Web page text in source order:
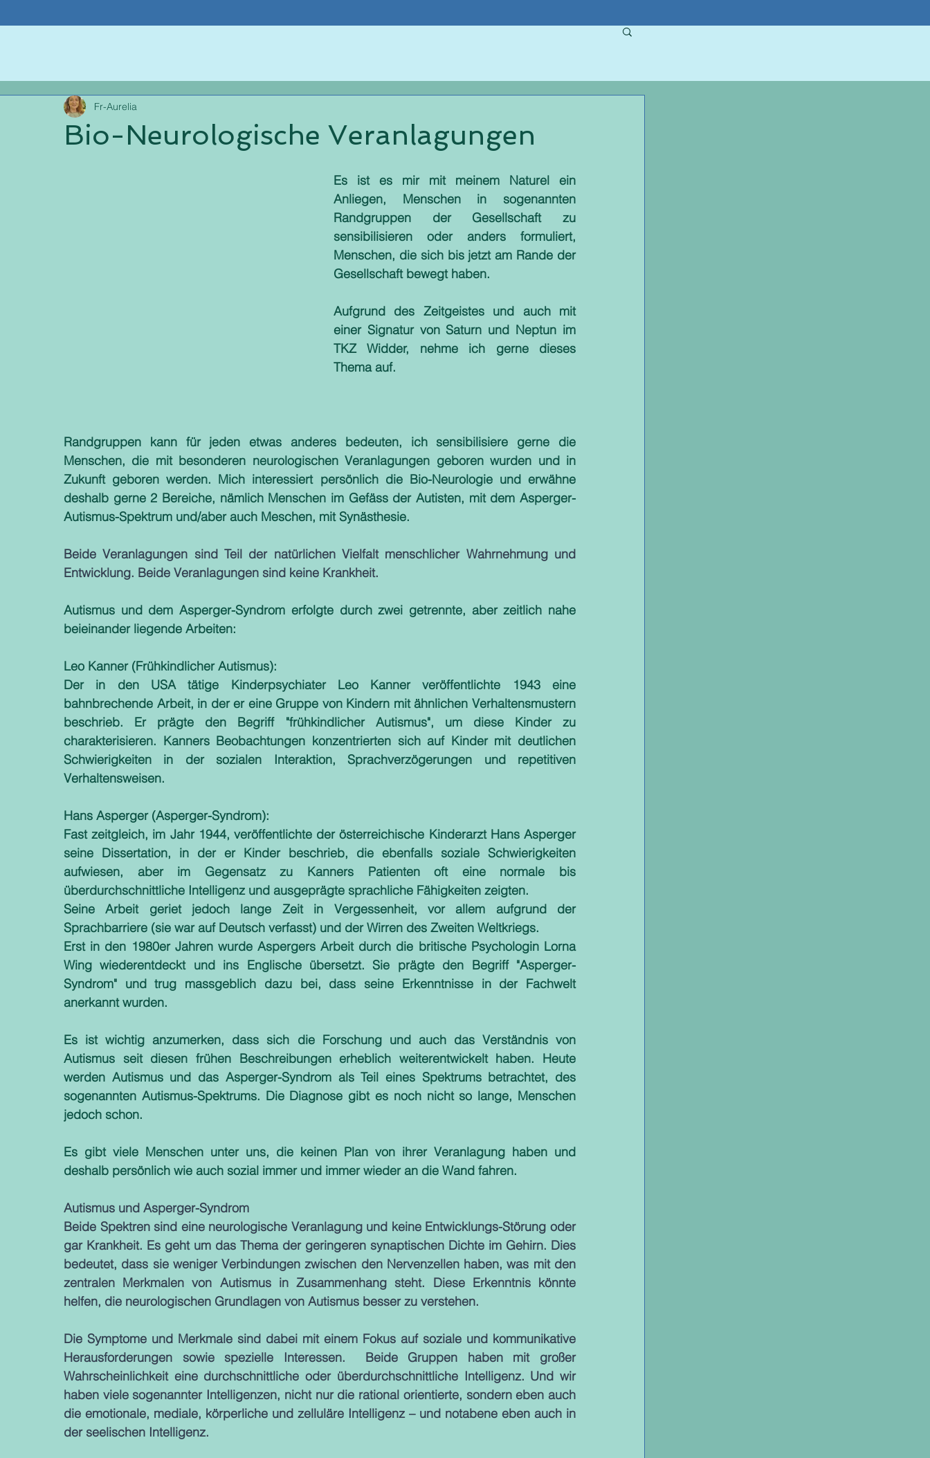
Bio-Neurologische Veranlagungen
Fr-Aurelia
Es ist es mir mit meinem Naturel ein
Anliegen, Menschen in sogenannten
Randgruppen der Gesellschaft zu
sensibilisieren oder anders formuliert,
Menschen, die sich bis jetzt am Rande der
Gesellschaft bewegt haben.
Aufgrund des Zeitgeistes und auch mit
einer Signatur von Saturn und Neptun im
TKZ Widder, nehme ich gerne dieses
Thema auf.
Randgruppen kann für jeden etwas anderes bedeuten, ich sensibilisiere gerne die
Menschen, die mit besonderen neurologischen Veranlagungen geboren wurden und in
Zukunft geboren werden. Mich interessiert persönlich die Bio-Neurologie und erwähne
deshalb gerne 2 Bereiche, nämlich Menschen im Gefäss der Autisten, mit dem Asperger-
Autismus-Spektrum und/aber auch Meschen, mit Synästhesie.
Beide Veranlagungen sind Teil der natürlichen Vielfalt menschlicher Wahrnehmung und
Entwicklung. Beide Veranlagungen sind keine Krankheit.
Autismus und dem Asperger-Syndrom erfolgte durch zwei getrennte, aber zeitlich nahe
beieinander liegende Arbeiten:
Leo Kanner (Frühkindlicher Autismus):
Der in den USA tätige Kinderpsychiater Leo Kanner veröffentlichte 1943 eine
bahnbrechende Arbeit, in der er eine Gruppe von Kindern mit ähnlichen Verhaltensmustern
beschrieb. Er prägte den Begriff "frühkindlicher Autismus", um diese Kinder zu
charakterisieren. Kanners Beobachtungen konzentrierten sich auf Kinder mit deutlichen
Schwierigkeiten in der sozialen Interaktion, Sprachverzögerungen und repetitiven
Verhaltensweisen.
Hans Asperger (Asperger-Syndrom):
Fast zeitgleich, im Jahr 1944, veröffentlichte der österreichische Kinderarzt Hans Asperger
seine Dissertation, in der er Kinder beschrieb, die ebenfalls soziale Schwierigkeiten
aufwiesen, aber im Gegensatz zu Kanners Patienten oft eine normale bis
überdurchschnittliche Intelligenz und ausgeprägte sprachliche Fähigkeiten zeigten.
Seine Arbeit geriet jedoch lange Zeit in Vergessenheit, vor allem aufgrund der
Sprachbarriere (sie war auf Deutsch verfasst) und der Wirren des Zweiten Weltkriegs.
Erst in den 1980er Jahren wurde Aspergers Arbeit durch die britische Psychologin Lorna
Wing wiederentdeckt und ins Englische übersetzt. Sie prägte den Begriff "Asperger-
Syndrom" und trug massgeblich dazu bei, dass seine Erkenntnisse in der Fachwelt
anerkannt wurden.
Es ist wichtig anzumerken, dass sich die Forschung und auch das Verständnis von
Autismus seit diesen frühen Beschreibungen erheblich weiterentwickelt haben. Heute
werden Autismus und das Asperger-Syndrom als Teil eines Spektrums betrachtet, des
sogenannten Autismus-Spektrums. Die Diagnose gibt es noch nicht so lange, Menschen
jedoch schon.
Es gibt viele Menschen unter uns, die keinen Plan von ihrer Veranlagung haben und
deshalb persönlich wie auch sozial immer und immer wieder an die Wand fahren.
Autismus und Asperger-Syndrom
Beide Spektren sind eine neurologische Veranlagung und keine Entwicklungs-Störung oder
gar Krankheit. Es geht um das Thema der geringeren synaptischen Dichte im Gehirn. Dies
bedeutet, dass sie weniger Verbindungen zwischen den Nervenzellen haben, was mit den
zentralen Merkmalen von Autismus in Zusammenhang steht. Diese Erkenntnis könnte
helfen, die neurologischen Grundlagen von Autismus besser zu verstehen.
Die Symptome und Merkmale sind dabei mit einem Fokus auf soziale und kommunikative
Herausforderungen sowie spezielle Interessen.  Beide Gruppen haben mit großer
Wahrscheinlichkeit eine durchschnittliche oder überdurchschnittliche Intelligenz. Und wir
haben viele sogenannter Intelligenzen, nicht nur die rational orientierte, sondern eben auch
die emotionale, mediale, körperliche und zelluläre Intelligenz – und notabene eben auch in
der seelischen Intelligenz.